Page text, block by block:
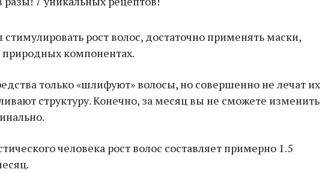
стимулировать рост волос, достаточно применять маски,
компонентах.
только «шлифуют» волосы, но совершенно не лечат их
структуру. Конечно, за месяц вы не сможете изменить
человека рост волос составляет примерно 1.5